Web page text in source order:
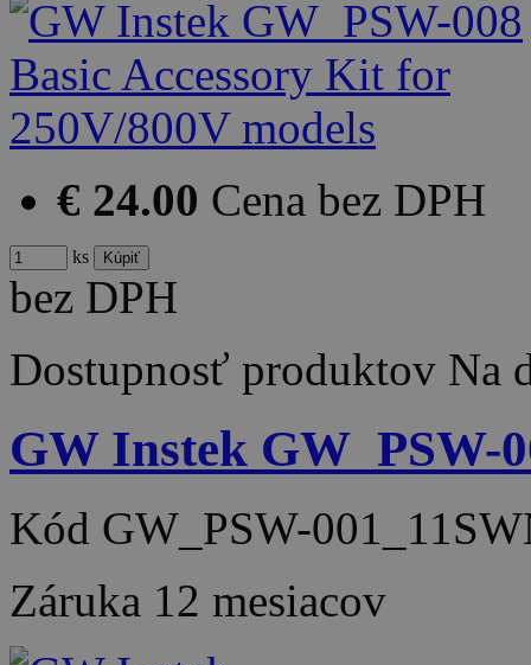
€ 24.00 Cena bez DPH
ks
bez DPH
Dostupnosť produktov Na
GW Instek GW_PSW-
Kód GW_PSW-
Záruka 12 mesiacov